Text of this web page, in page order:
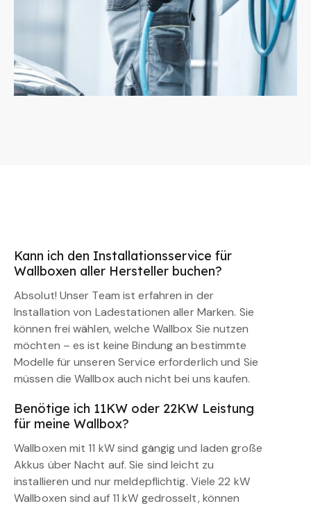
Kann ich den Installationsservice für
Wallboxen aller Hersteller buchen?
Absolut! Unser Team ist erfahren in der
Installation von Ladestationen aller Marken. Sie
können frei wählen, welche Wallbox Sie nutzen
möchten – es ist keine Bindung an bestimmte
Modelle für unseren Service erforderlich und Sie
müssen die Wallbox auch nicht bei uns kaufen.
Benötige ich 11KW oder 22KW Leistung
für meine Wallbox?
Wallboxen mit 11 kW sind gängig und laden große
Akkus über Nacht auf. Sie sind leicht zu
installieren und nur meldepflichtig. Viele 22 kW
Wallboxen sind auf 11 kW gedrosselt, können